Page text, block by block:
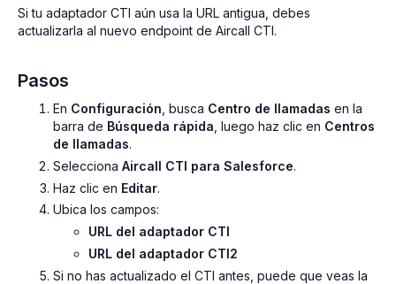
Si tu adaptador CTI aún usa la URL antigua, debes
actualizarla al nuevo endpoint de Aircall CTI.
Pasos
En Configuración , busca Centro de llamadas en la
barra de Búsqueda rápida , luego haz clic en Centros
de llamadas.
Selecciona Aircall CTI para Salesforce.
Haz clic en Editar.
Ubica los campos:
URL del adaptador CTI
URL del adaptador CTI2
Si no has actualizado el CTI antes, puede que veas la